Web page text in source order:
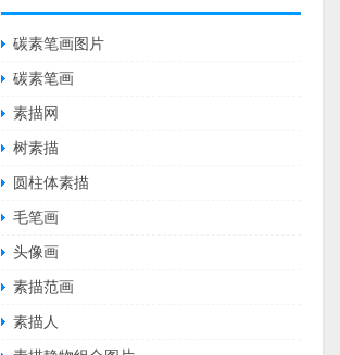
碳素笔画图片
碳素笔画
素描网
树素描
圆柱体素描
毛笔画
头像画
素描范画
素描人